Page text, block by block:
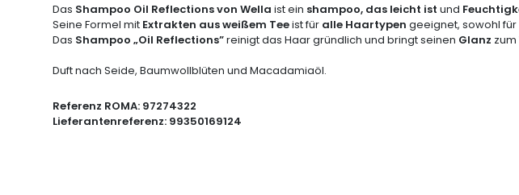
Das Shampoo Oil Reflections von Wella ist ein shampoo, das leicht ist und
Seine Formel mit Extrakten aus weißem Teeist für alle Haartypen geeignet, sowohl für
Das Shampoo „Oil Reflections”reinigt das Haar gründlich und bringt seinen Glanz
Duft nach Seide, Baumwollblüten und Macadamiaöl.
Referenz ROMA: 97274322
Lieferantenreferenz: 99350169124